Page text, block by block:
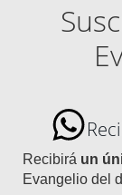
Recibirá un
Evangelio del